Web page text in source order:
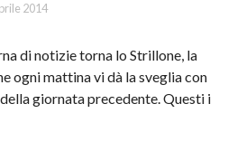
2014
di notizie torna lo Strillone, la
ogni mattina vi dà la sveglia con
giornata precedente. Questi i